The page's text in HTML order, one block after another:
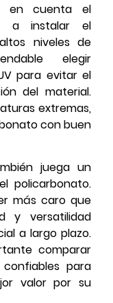
en cuenta el
a instalar el
niveles de
elegir
para evitar el
del material.
extremas,
con buen
juega un
policarbonato.
más caro que
y versatilidad
a largo plazo.
comparar
para
valor por su